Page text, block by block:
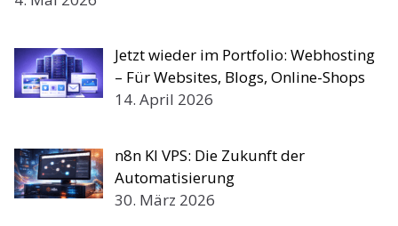
Jetzt wieder im Portfolio: Webhosting
– Für Websites, Blogs, Online-Shops
14. April 2026
n8n KI VPS: Die Zukunft der
Automatisierung
30. März 2026